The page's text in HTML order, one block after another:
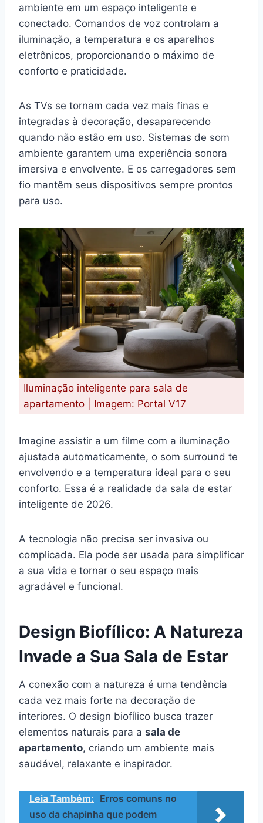
ambiente em um espaço inteligente e
conectado. Comandos de voz controlam a
iluminação, a temperatura e os aparelhos
eletrônicos, proporcionando o máximo de
conforto e praticidade.
As TVs se tornam cada vez mais finas e
integradas à decoração, desaparecendo
quando não estão em uso. Sistemas de som
ambiente garantem uma experiência sonora
imersiva e envolvente. E os carregadores sem
fio mantêm seus dispositivos sempre prontos
para uso.
Iluminação inteligente para sala de
apartamento | Imagem: Portal V17
Imagine assistir a um filme com a iluminação
ajustada automaticamente, o som surround te
envolvendo e a temperatura ideal para o seu
conforto. Essa é a realidade da sala de estar
inteligente de 2026.
A tecnologia não precisa ser invasiva ou
complicada. Ela pode ser usada para simplificar
a sua vida e tornar o seu espaço mais
agradável e funcional.
Design Biofílico: A Natureza
Invade a Sua Sala de Estar
A conexão com a natureza é uma tendência
cada vez mais forte na decoração de
interiores. O design biofílico busca trazer
elementos naturais para a sala de
apartamento, criando um ambiente mais
saudável, relaxante e inspirador.
Leia Também: Erros comuns no
uso da chapinha que podem